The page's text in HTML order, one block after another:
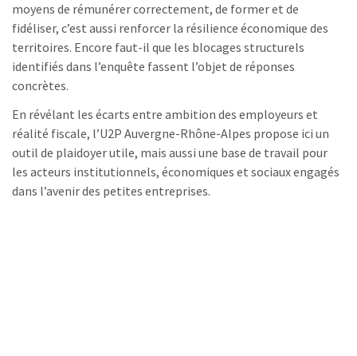
moyens de rémunérer correctement, de former et de
fidéliser, c’est aussi renforcer la résilience économique des
territoires. Encore faut-il que les blocages structurels
identifiés dans l’enquête fassent l’objet de réponses
concrètes.
En révélant les écarts entre ambition des employeurs et
réalité fiscale, l’U2P Auvergne-Rhône-Alpes propose ici un
outil de plaidoyer utile, mais aussi une base de travail pour
les acteurs institutionnels, économiques et sociaux engagés
dans l’avenir des petites entreprises.